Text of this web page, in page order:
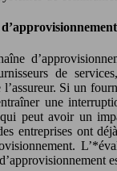
de
Si un
une
peut avoir un
entreprises ont